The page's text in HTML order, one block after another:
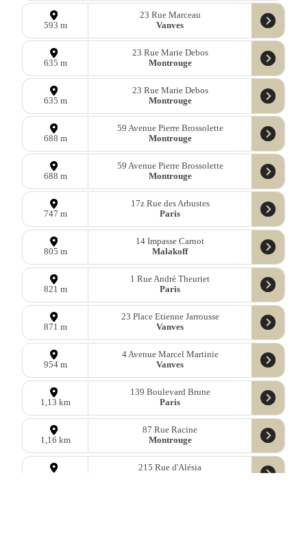
593 m
23 Rue Marceau
Vanves
635 m
23 Rue Marie Debos
Montrouge
635 m
23 Rue Marie Debos
Montrouge
688 m
59 Avenue Pierre Brossolette
Montrouge
688 m
59 Avenue Pierre Brossolette
Montrouge
747 m
17z Rue des Arbustes
Paris
805 m
14 Impasse Carnot
Malakoff
821 m
1 Rue André Theuriet
Paris
871 m
23 Place Etienne Jarrousse
Vanves
954 m
4 Avenue Marcel Martinie
Vanves
1,13 km
139 Boulevard Brune
Paris
1,16 km
87 Rue Racine
Montrouge
215 Rue d'Alésia